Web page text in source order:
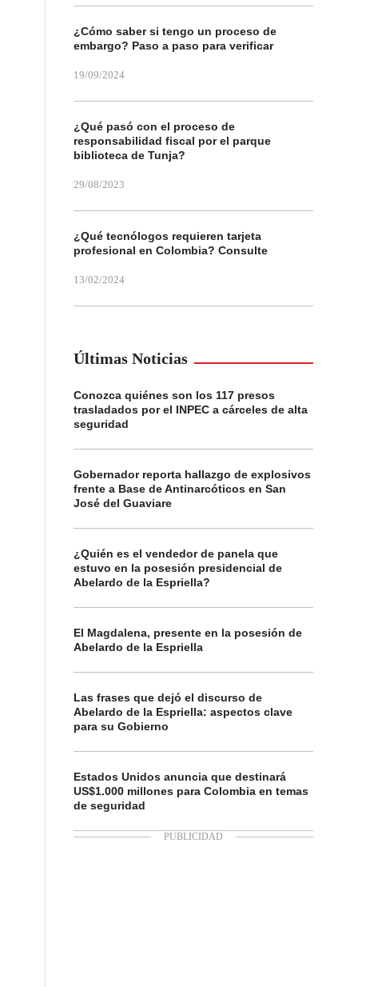
¿Cómo saber si tengo un proceso de
embargo? Paso a paso para verificar
19/09/2024
¿Qué pasó con el proceso de
responsabilidad fiscal por el parque
biblioteca de Tunja?
29/08/2023
¿Qué tecnólogos requieren tarjeta
profesional en Colombia? Consulte
13/02/2024
Últimas Noticias
Conozca quiénes son los 117 presos
trasladados por el INPEC a cárceles de alta
seguridad
Gobernador reporta hallazgo de explosivos
frente a Base de Antinarcóticos en San
José del Guaviare
¿Quién es el vendedor de panela que
estuvo en la posesión presidencial de
Abelardo de la Espriella?
El Magdalena, presente en la posesión de
Abelardo de la Espriella
Las frases que dejó el discurso de
Abelardo de la Espriella: aspectos clave
para su Gobierno
Estados Unidos anuncia que destinará
US$1.000 millones para Colombia en temas
de seguridad